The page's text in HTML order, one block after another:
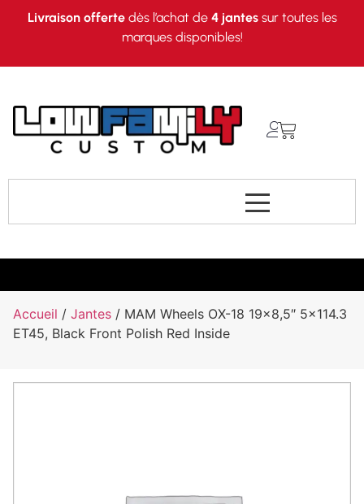
Livraison offertedès l’achat de 4 jantessur toutes les
marques disponibles!
Accueil / Jantes / MAM Wheels OX-18 19×8,5″ 5×114.3
ET45, Black Front Polish Red Inside